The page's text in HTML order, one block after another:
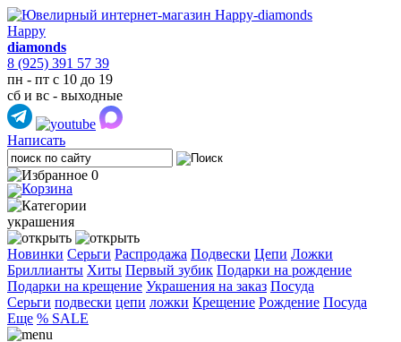
Happy
diamonds
8 (925) 391 57 39
пн - пт с 10 до 19
сб и вс - выходные
Написать
0
украшения
Новинки Серьги Распродажа Подвески Цепи Ложки
Бриллианты Хиты Первый зубик Подарки на рождение
Подарки на крещение Украшения на заказ Посуда
Cерьги подвески цепи ложки Крещение Рождение Посуда
Еще % SALE